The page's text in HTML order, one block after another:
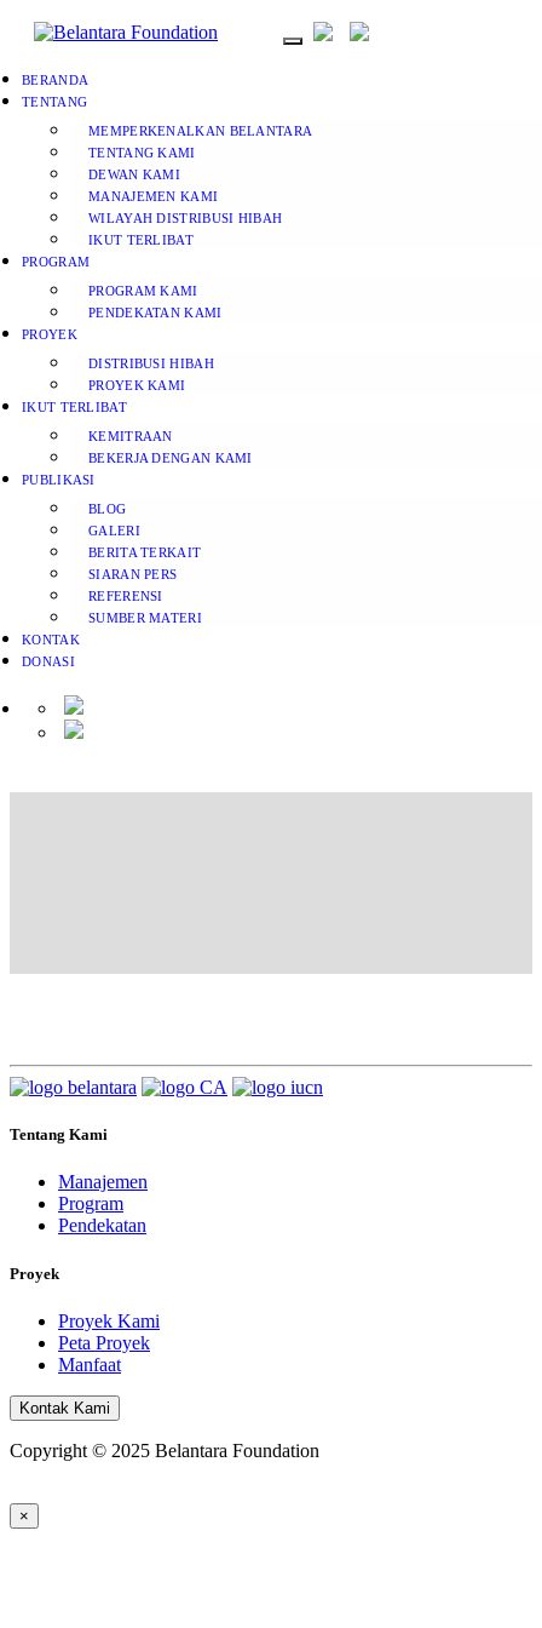
BERANDA
TENTANG
MEMPERKENALKAN BELANTARA
TENTANG KAMI
DEWAN KAMI
MANAJEMEN KAMI
WILAYAH DISTRIBUSI HIBAH
IKUT TERLIBAT
PROGRAM
PROGRAM KAMI
PENDEKATAN KAMI
PROYEK
DISTRIBUSI HIBAH
PROYEK KAMI
IKUT TERLIBAT
KEMITRAAN
BEKERJA DENGAN KAMI
PUBLIKASI
BLOG
GALERI
BERITA TERKAIT
SIARAN PERS
REFERENSI
SUMBER MATERI
KONTAK
DONASI
Tentang Kami
Manajemen
Program
Pendekatan
Proyek
Proyek Kami
Peta Proyek
Manfaat
Kontak Kami
Copyright © 2025 Belantara Foundation
×